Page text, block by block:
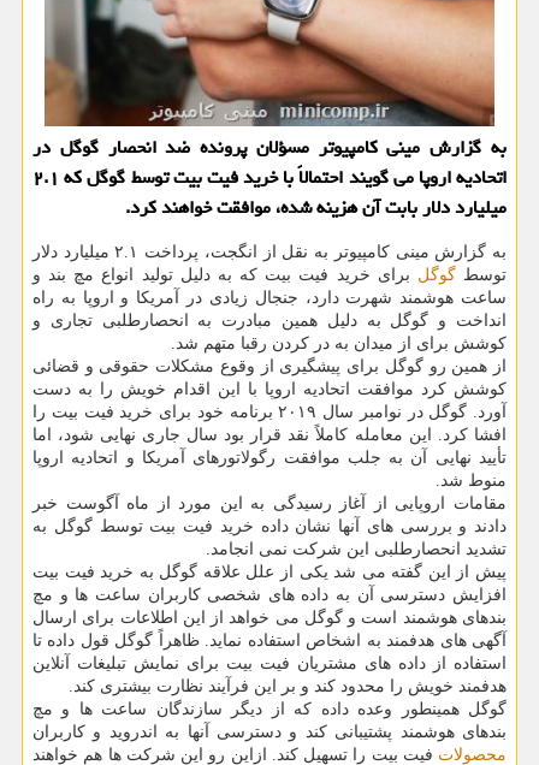
به گزارش مینی كامپیوتر مسؤلان پرونده ضد انحصار گوگل در
اتحادیه اروپا می گویند احتمالاً با خرید فیت بیت توسط گوگل كه ۲.۱
میلیارد دلار بابت آن هزینه شده، موافقت خواهند كرد.
به گزارش مینی کامپیوتر به نقل از انگجت، پرداخت ۲.۱ میلیارد دلار
توسطگوگل برای خرید فیت بیت که به دلیل تولید انواع مچ بند و
ساعت هوشمند شهرت دارد، جنجال زیادی در آمریکا و اروپا به راه
انداخت و گوگل به دلیل همین مبادرت به انحصارطلبی تجاری و
کوشش برای از میدان به در کردن رقبا متهم شد.
از همین رو گوگل برای پیشگیری از وقوع مشکلات حقوقی و قضائی
کوشش کرد موافقت اتحادیه اروپا با این اقدام خویش را به دست
آورد. گوگل در نوامبر سال ۲۰۱۹ برنامه خود برای خرید فیت بیت را
افشا کرد. این معامله کاملاً نقد قرار بود سال جاری نهایی شود، اما
تأیید نهایی آن به جلب موافقت رگولاتورهای آمریکا و اتحادیه اروپا
منوط شد.
مقامات اروپایی از آغاز رسیدگی به این مورد از ماه آگوست خبر
دادند و بررسی های آنها نشان داده خرید فیت بیت توسط گوگل به
تشدید انحصارطلبی این شرکت نمی انجامد.
پیش از این گفته می شد یکی از علل علاقه گوگل به خرید فیت بیت
افزایش دسترسی آن به داده های شخصی کاربران ساعت ها و مچ
بندهای هوشمند است و گوگل می خواهد از این اطلاعات برای ارسال
آگهی های هدفمند به اشخاص استفاده نماید. ظاهراً گوگل قول داده تا
استفاده از داده های مشتریان فیت بیت برای نمایش تبلیغات آنلاین
هدفمند خویش را محدود کند و بر این فرآیند نظارت بیشتری کند.
گوگل همینطور وعده داده که از دیگر سازندگان ساعت ها و مچ
بندهای هوشمند پشتیبانی کند و دسترسی آنها به اندروید و کاربران
محصولات فیت بیت را تسهیل کند. ازاین رو این شرکت ها هم خواهند